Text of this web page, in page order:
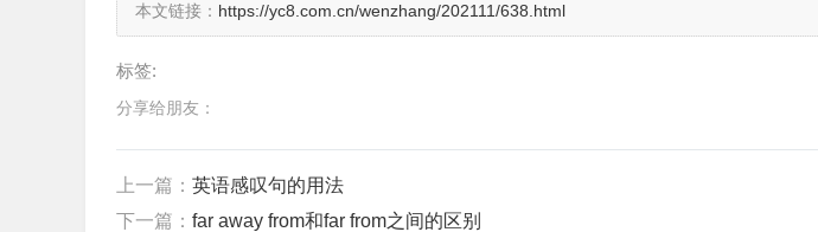
本文链接： https://yc8.com.cn/wenzhang/202111/638.html
标签:
分享给朋友：
上一篇： 英语感叹句的用法
下一篇： far away from和far from之间的区别